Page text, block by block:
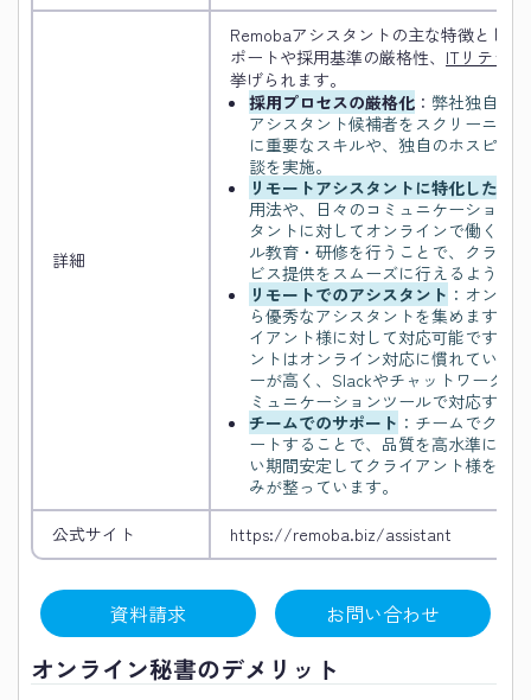
詳細
Remobaアシスタントの主な特徴として
ポートや採用基準の厳格性、 ITリテラ
挙げられます。
採用プロセスの厳格化 ： 弊社独自の
アシスタント候補者をスクリーニン
に重要なスキルや、独自のホスピタ
談を実施。
リモートアシスタントに特化した教育
用法や、日々のコミュニケーション
タントに対してオンラインで働くこ
ル教育・研修を行うことで、クライ
ビス提供をスムーズに行えるように
リモートでのアシスタント ：オンラ
ら優秀なアシスタントを集めます。
イアント様に対して対応可能です。
ントはオンライン対応に慣れている
ーが高く、Slackやチャットワークな
ミュニケーションツールで対応する
チームでのサポート ：チームでクラ
ートすることで、品質を高水準に保
い期間安定してクライアント様をサ
みが整っています。
公式サイト
https://remoba.biz/assistant
資料請求 お問い合わせ
オンライン秘書のデメリット